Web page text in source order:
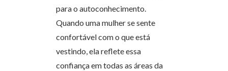
para o autoconhecimento.
Quando uma mulher se sente
confortável com o que está
vestindo, ela reflete essa
confiança em todas as áreas da